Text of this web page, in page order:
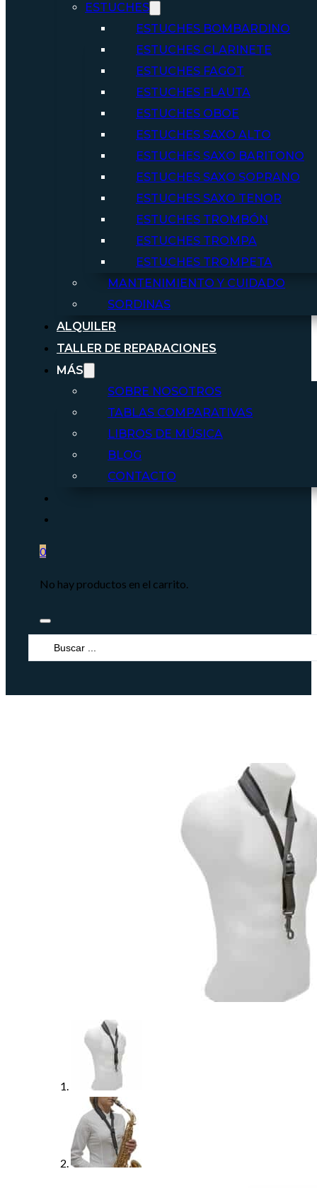
ESTUCHES
ESTUCHES BOMBARDINO
ESTUCHES CLARINETE
ESTUCHES FAGOT
ESTUCHES FLAUTA
ESTUCHES OBOE
ESTUCHES SAXO ALTO
ESTUCHES SAXO BARITONO
ESTUCHES SAXO SOPRANO
ESTUCHES SAXO TENOR
ESTUCHES TROMBÓN
ESTUCHES TROMPA
ESTUCHES TROMPETA
MANTENIMIENTO Y CUIDADO
SORDINAS
ALQUILER
TALLER DE REPARACIONES
MÁS
SOBRE NOSOTROS
TABLAS COMPARATIVAS
LIBROS DE MÚSICA
BLOG
CONTACTO
0
No hay productos en el carrito.
Search
...